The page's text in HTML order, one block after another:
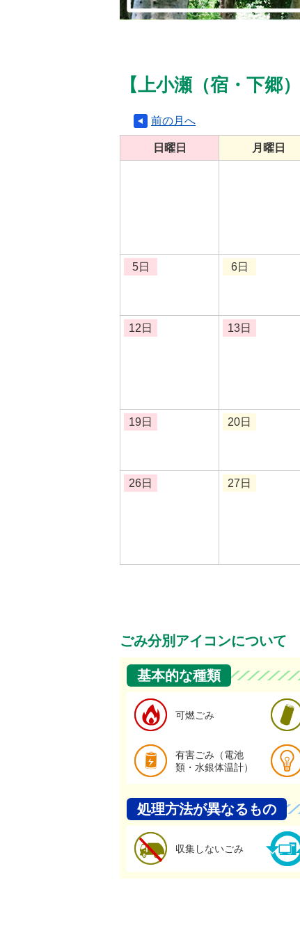
【上小瀬（宿・下郷）
日曜日 月曜日
5日 6日
12日 13日
19日 20日
26日 27日
前の月へ
ごみ分別アイコンについて
基本的な種類
可燃ごみ
可燃ご
有害ごみ（電池
類・水銀体温計）
有害ご
処理方法が異なるもの
収集しないごみ
収集し